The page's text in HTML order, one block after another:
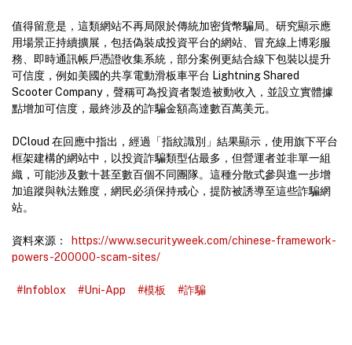
值得留意是，這類網站不再局限於傳統加密貨幣騙局。研究顯示應
用場景正持續擴展，包括偽裝成投資平台的網站、冒充線上博彩服
務、即時通訊帳戶憑證收集系統，部分案例更結合線下包裝以提升
可信度，例如美國的共享電動滑板車平台 Lightning Shared
Scooter Company，聲稱可為投資者製造被動收入，並設立實體據
點增加可信度，最終涉及的詐騙金額高達數百萬美元。
DCloud 在回應中指出，經過「指紋識別」結果顯示，使用旗下平台
框架建構的網站中，以投資詐騙類型佔最多，但營運者並非單一組
織，可能涉及數十甚至數百個不同團隊。這種分散式參與進一步增
加追蹤與執法難度，網民必須保持戒心，提防被誘導至這些詐騙網
站。
資料來源：
https://www.securityweek.com/chinese-framework-
powers-200000-scam-sites/
#Infoblox #Uni-App #模板 #詐騙